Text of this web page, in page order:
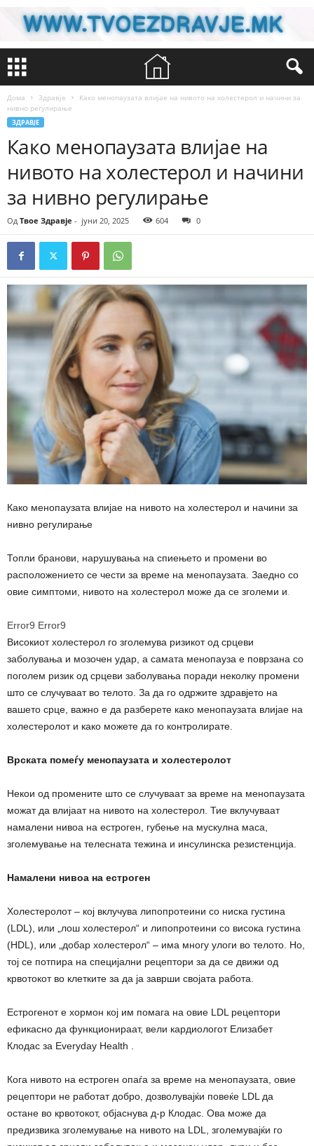
Дома Здравје
Како менопаузата влијае на нивото на холестерол и начини за
нивно регулирање
ЗДРАВЈЕ
Како менопаузата влијае на
нивото на холестерол и начини
за нивно регулирање
Од Твое Здравје - јуни 20, 2025 604 0
Како менопаузата влијае на нивото на холестерол и начини за
нивно регулирање
Топли бранови, нарушувања на спиењето и промени во
расположението се чести за време на менопаузата. Заедно со
овие симптоми, нивото на холестерол може да се зголеми и.
Error9 Error9
Високиот холестерол го зголемува ризикот од срцеви
заболувања и мозочен удар, а самата менопауза е поврзана со
поголем ризик од срцеви заболувања поради неколку промени
што се случуваат во телото. За да го одржите здравјето на
вашето срце, важно е да разберете како менопаузата влијае на
холестеролот и како можете да го контролирате.
Врската помеѓу менопаузата и холестеролот
Некои од промените што се случуваат за време на менопаузата
можат да влијаат на нивото на холестерол. Тие вклучуваат
намалени нивоа на естроген, губење на мускулна маса,
зголемување на телесната тежина и инсулинска резистенција.
Намалени нивоа на естроген
Холестеролот – кој вклучува липопротеини со ниска густина
(LDL), или „лош холестерол“ и липопротеини со висока густина
(HDL), или „добар холестерол“ – има многу улоги во телото. Но,
тој се потпира на специјални рецептори за да се движи од
крвотокот во клетките за да ја заврши својата работа.
Естрогенот е хормон кој им помага на овие LDL рецептори
ефикасно да функционираат, вели кардиологот Елизабет
Клодас за Everyday Health .
Кога нивото на естроген опаѓа за време на менопаузата, овие
рецептори не работат добро, дозволувајќи повеќе LDL да
остане во крвотокот, објаснува д-р Клодас. Ова може да
предизвика зголемување на нивото на LDL, зголемувајќи го